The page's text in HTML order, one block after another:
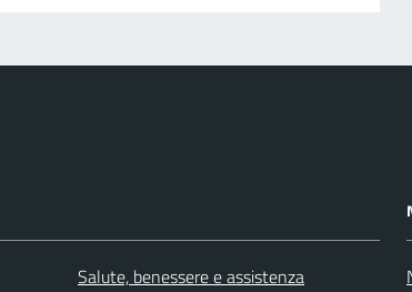
Salute, benessere e assistenza